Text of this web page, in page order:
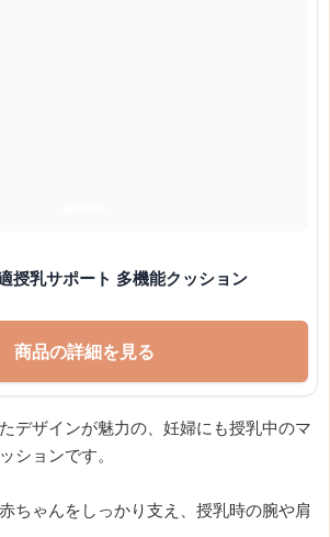
授乳サポート 多機能クッション
商品の詳細を見る
デザインが魅力の、妊婦にも授乳中のマ
ションです。
ちゃんをしっかり支え、授乳時の腕や肩